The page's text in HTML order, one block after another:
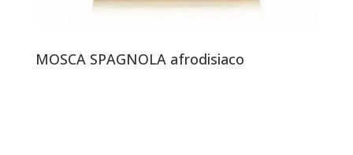
MOSCA SPAGNOLA afrodisiaco